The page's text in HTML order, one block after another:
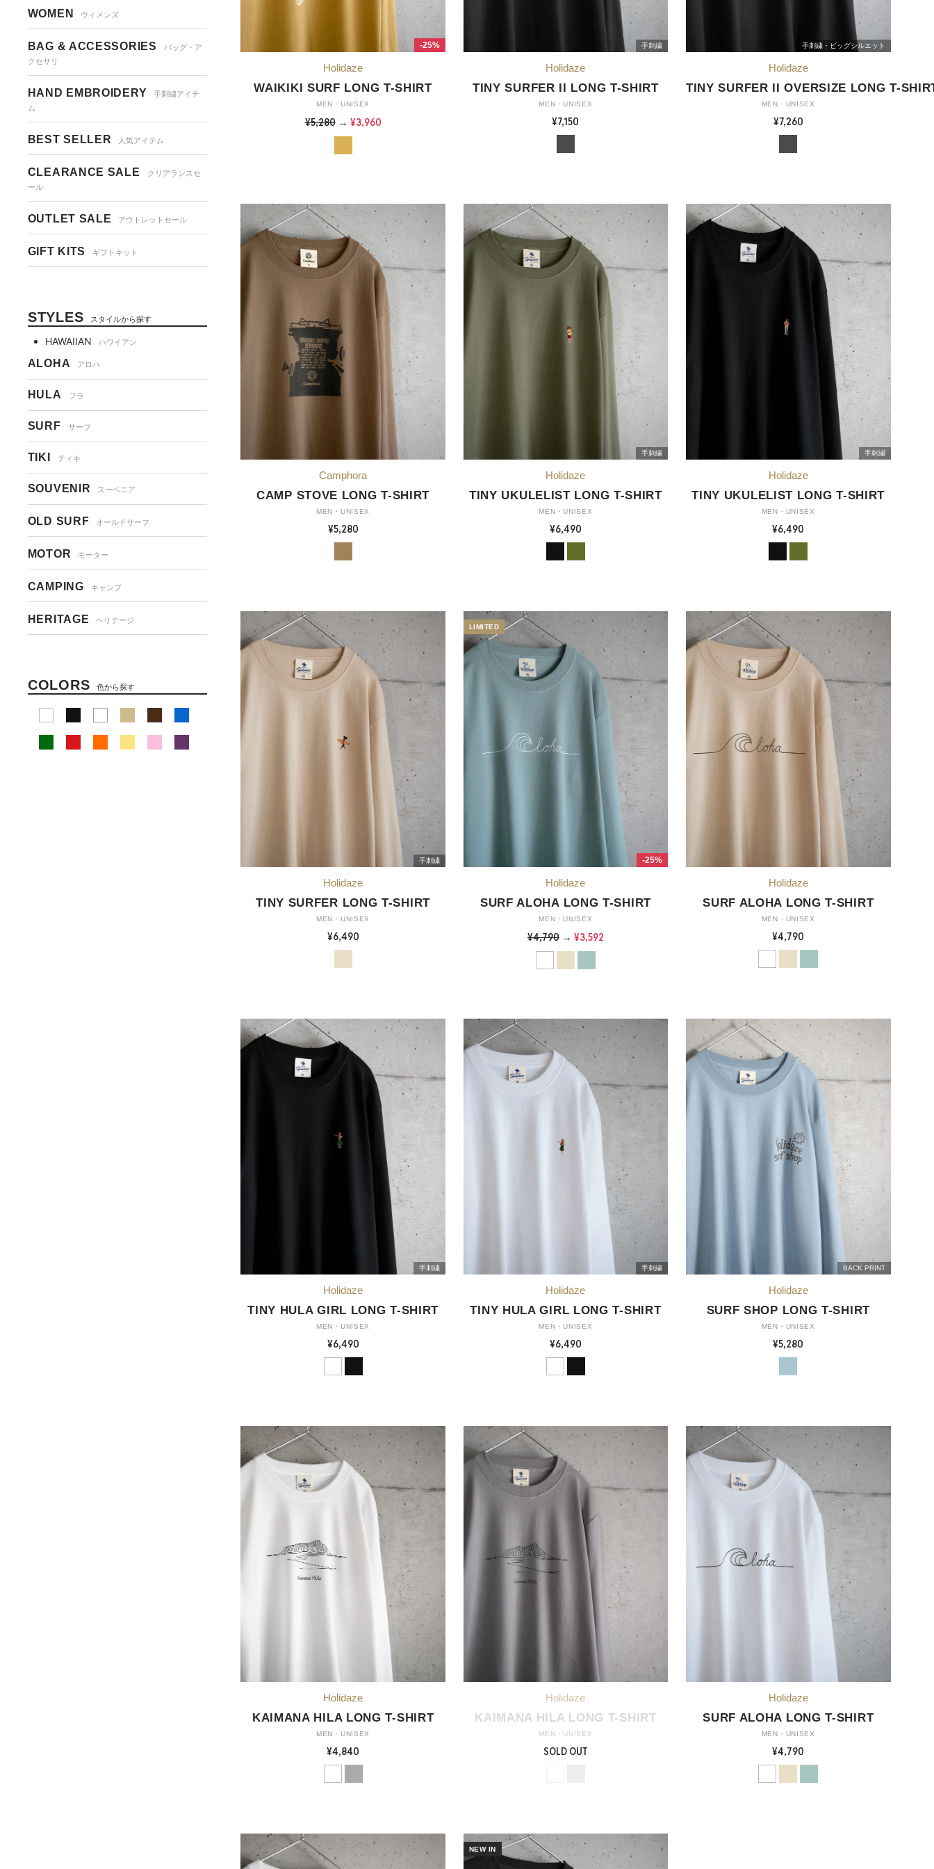
-25%
WAIKIKI SURF LONG T-SHIRT
MEN・UNISEX
¥5,280→ ¥3,960
手刺繍
TINY SURFER II LONG T-SHIRT
MEN・UNISEX
¥7,150
手刺繍・ビッグシルエット
TINY SURFER II OVERSIZE LONG T-
MEN・UNISEX
¥7,260
CAMP STOVE LONG T-SHIRT
MEN・UNISEX
¥5,280
手刺繍
TINY UKULELIST LONG T-SHIRT
MEN・UNISEX
¥6,490
手刺繍
TINY UKULELIST LONG T-SHIRT
MEN・UNISEX
¥6,490
手刺繍
TINY SURFER LONG T-SHIRT
MEN・UNISEX
¥6,490
-25%
SURF ALOHA LONG T-SHIRT
MEN・UNISEX
¥4,790→ ¥3,592
SURF ALOHA LONG T-SHIRT
MEN・UNISEX
¥4,790
手刺繍
TINY HULA GIRL LONG T-SHIRT
MEN・UNISEX
¥6,490
手刺繍
TINY HULA GIRL LONG T-SHIRT
MEN・UNISEX
¥6,490
BACK PRINT
SURF SHOP LONG T-SHIRT
MEN・UNISEX
¥5,280
KAIMANA HILA LONG T-SHIRT
MEN・UNISEX
¥4,840
KAIMANA HILA LONG T-SHIRT
MEN・UNISEX
SOLD OUT
SURF ALOHA LONG T-SHIRT
MEN・UNISEX
¥4,790
WOMEN ウィメンズ
BAG & ACCESSORIES
バッグ・ア
クセサリ
HAND EMBROIDERY
手刺繍アイテ
ム
BEST SELLER 人気アイテム
CLEARANCE SALE
クリアランスセ
ール
OUTLET SALE アウトレットセール
GIFT KITS ギフトキット
STYLES スタイルから探す
HAWAIIAN ハワイアン
ALOHA アロハ
HULA フラ
SURF サーフ
TIKI ティキ
SOUVENIR スーベニア
OLD SURF オールドサーフ
MOTOR モーター
CAMPING キャンプ
HERITAGE ヘリテージ
COLORS 色から探す